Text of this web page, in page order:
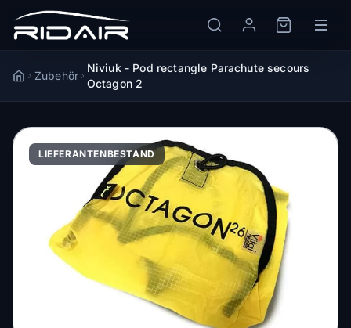
AccueilZubehör
Niviuk - Pod rectangle Parachute secours
Octagon 2
LIEFERANTENBESTAND